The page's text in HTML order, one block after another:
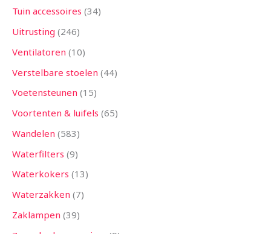
Tuin accessoires 34
Uitrusting 246
Ventilatoren 10
Verstelbare stoelen 44
Voetensteunen 15
Voortenten & luifels 65
Wandelen 583
Waterfilters 9
Waterkokers 13
Waterzakken 7
Zaklampen 39